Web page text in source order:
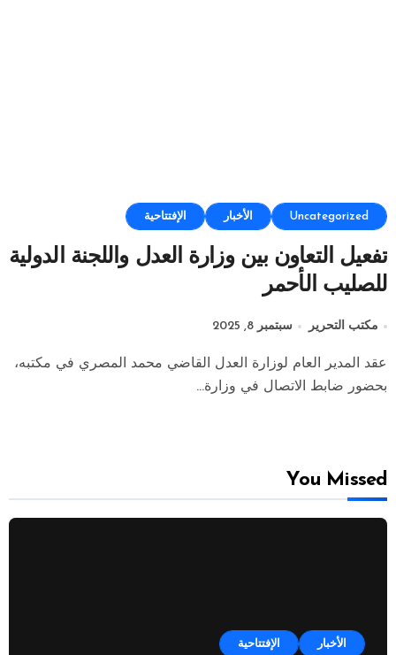
Uncategorized الأخبار الإفتتاحية
تفعيل التعاون بين وزارة العدل واللجنة الدولية
للصليب الأحمر
مكتب التحرير سبتمبر 8, 2025
عقد المدير العام لوزارة العدل القاضي محمد المصري في مكتبه،
بحضور ضابط الاتصال في وزارة...
You Missed
الأخبار الإفتتاحية